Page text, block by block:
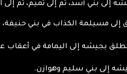
إلى بني أسد، ثم إلى تميم، ثم إلى
إلى مسيلمة الكذاب في بني
بجيشه إلى اليمامة في أعقاب
إلى بني سليم وهوازن.